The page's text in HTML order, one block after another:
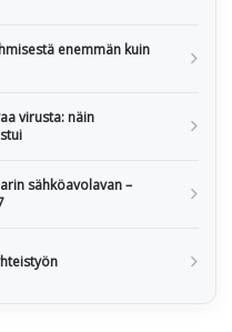
enemmän kuin
virusta: näin
sähköavolavan –